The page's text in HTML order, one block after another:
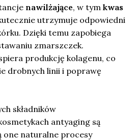
nawilżające, w tym kwas
utrzymuje odpowiedni
Dzięki temu zapobiega
zmarszczek.
produkcję kolagenu, co
drobnych linii i poprawę
składników
antyaging są
one naturalne procesy